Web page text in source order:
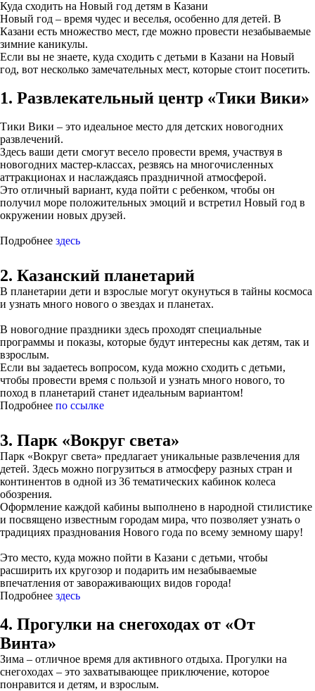
Куда сходить на Новый год детям в Казани
Новый год – время чудес и веселья, особенно для детей. В
Казани есть множество мест, где можно провести незабываемые
зимние каникулы.
Если вы не знаете, куда сходить с детьми в Казани на Новый
год, вот несколько замечательных мест, которые стоит посетить.
1. Развлекательный центр «Тики Вики»
Тики Вики – это идеальное место для детских новогодних
развлечений.
Здесь ваши дети смогут весело провести время, участвуя в
новогодних мастер-классах, резвясь на многочисленных
аттракционах и наслаждаясь праздничной атмосферой.
Это отличный вариант, куда пойти с ребенком, чтобы он
получил море положительных эмоций и встретил Новый год в
окружении новых друзей.
Подробнее здесь
2. Казанский планетарий
В планетарии дети и взрослые могут окунуться в тайны космоса
и узнать много нового о звездах и планетах.
В новогодние праздники здесь проходят специальные
программы и показы, которые будут интересны как детям, так и
взрослым.
Если вы задаетесь вопросом, куда можно сходить с детьми,
чтобы провести время с пользой и узнать много нового, то
поход в планетарий станет идеальным вариантом!
Подробнее по ссылке
3. Парк «Вокруг света»
Парк «Вокруг света» предлагает уникальные развлечения для
детей. Здесь можно погрузиться в атмосферу разных стран и
континентов в одной из 36 тематических кабинок колеса
обозрения.
Оформление каждой кабины выполнено в народной стилистике
и посвящено известным городам мира, что позволяет узнать о
традициях празднования Нового года по всему земному шару!
Это место, куда можно пойти в Казани с детьми, чтобы
расширить их кругозор и подарить им незабываемые
впечатления от завораживающих видов города!
Подробнее здесь
4. Прогулки на снегоходах от «От
Винта»
Зима – отличное время для активного отдыха. Прогулки на
снегоходах – это захватывающее приключение, которое
понравится и детям, и взрослым.